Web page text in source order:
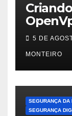
distros
5 DE
MONTEIRO
SEGURANÇA DA
SEGURANÇA